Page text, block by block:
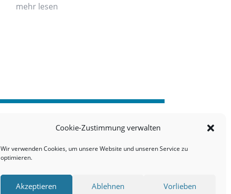
Cookie-Zustimmung verwalten
Wir verwenden Cookies, um unsere Website und unseren Service zu
optimieren.
Akzeptieren Ablehnen Vorlieben
mehr lesen